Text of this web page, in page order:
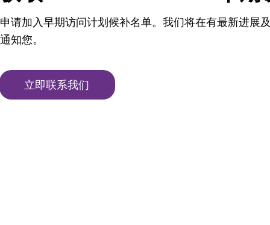
申请加入早期访问计划候补名单。我们将在有最新进展
通知您。
立即联系我们